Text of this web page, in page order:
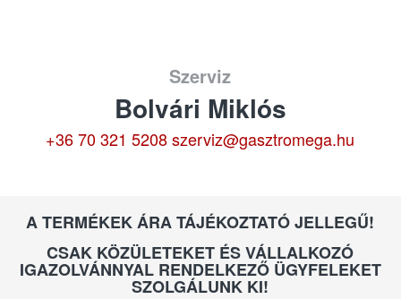
Szerviz
Bolvári Miklós
+36 70 321 5208 szerviz@gasztromega.hu
A TERMÉKEK ÁRA TÁJÉKOZTATÓ JELLEGŰ!
CSAK KÖZÜLETEKET ÉS VÁLLALKOZÓ
IGAZOLVÁNNYAL RENDELKEZŐ ÜGYFELEKET
SZOLGÁLUNK KI!